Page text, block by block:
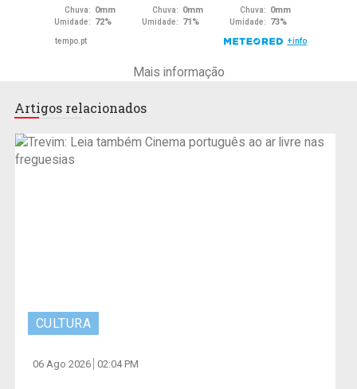
Mais informação
Artigos relacionados
CULTURA
06 Ago 2026 02:04 PM